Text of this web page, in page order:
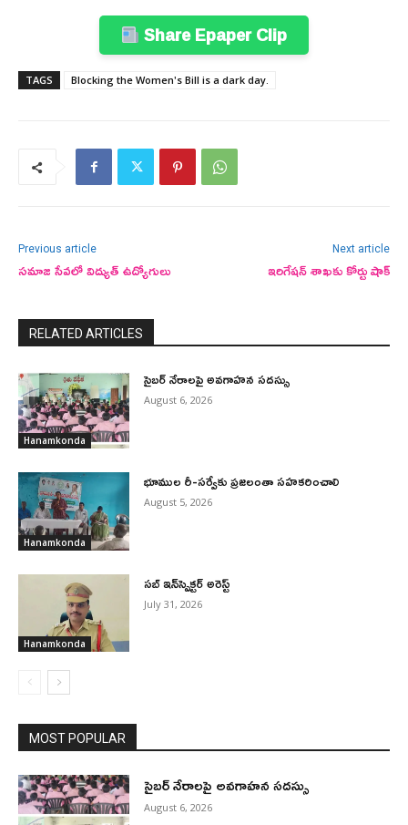
Share Epaper Clip
TAGS Blocking the Women's Bill is a dark day.
Previous article
సమాజ సేవలో విద్యుత్ ఉద్యోగులు
Next article
ఇరిగేషన్ శాఖకు కోర్టు షాక్
RELATED ARTICLES
Hanamkonda
సైబర్ నేరాలపై అవగాహన సదస్సు
August 6, 2026
Hanamkonda
భూముల రీ-సర్వేకు ప్రజలంతా సహకరించాలి
August 5, 2026
Hanamkonda
సబ్ ఇన్‌స్పెక్టర్ అరెస్ట్
July 31, 2026
MOST POPULAR
సైబర్ నేరాలపై అవగాహన సదస్సు
August 6, 2026